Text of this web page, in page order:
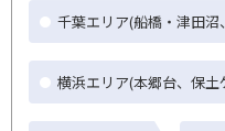
千葉エリア(船橋・津田沼
横浜エリア(本郷台、保